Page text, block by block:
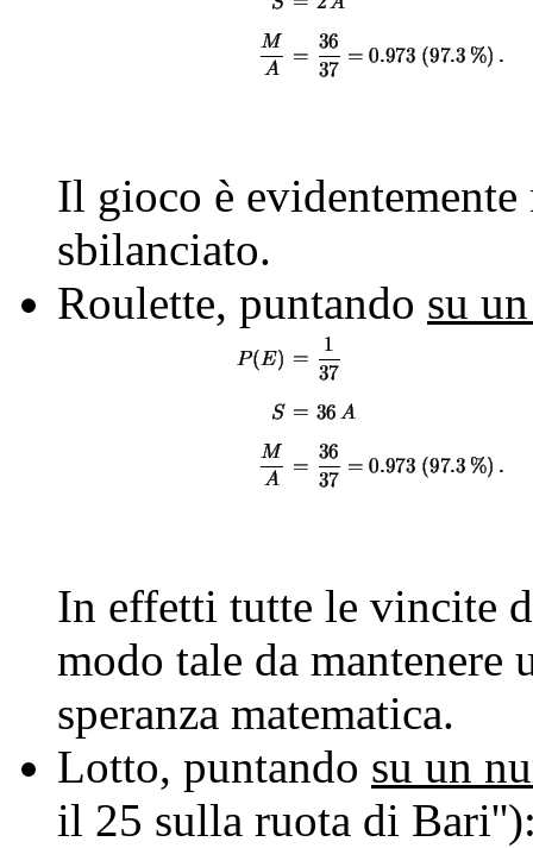
Il gioco è
sbilanciato.
Roulette, puntando su
In effetti tutte le vincite
modo tale da mantenere
speranza matematica.
Lotto, puntando su un
il 25 sulla ruota di